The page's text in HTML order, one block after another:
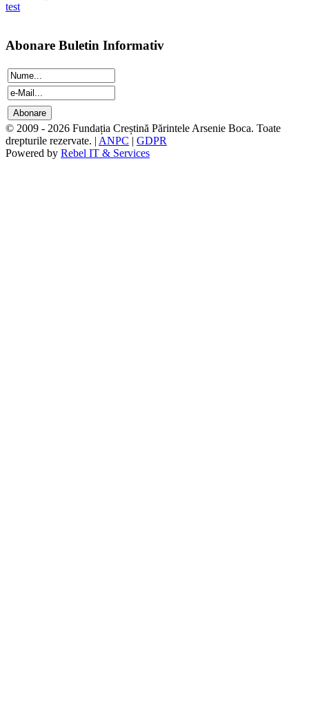
test
Abonare Buletin Informativ
© 2009 - 2026 Fundația Creștină Părintele Arsenie Boca. Toate
drepturile rezervate. | ANPC | GDPR
Powered by Rebel IT & Services